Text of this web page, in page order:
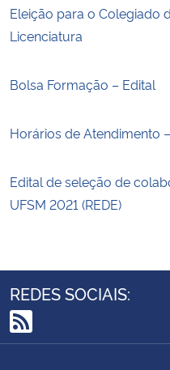
Eleição para o Colegiado
Licenciatura
Bolsa Formação – Edital
Horários de Atendimento
Edital de seleção de
UFSM 2021 (REDE)
REDES SOCIAIS:
RSS